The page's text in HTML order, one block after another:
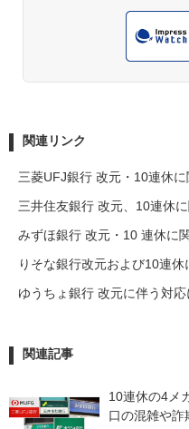
関連リンク
三菱UFJ銀行 改元・10連休
三井住友銀行 改元、10連休
みずほ銀行 改元・10 連休に
りそな銀行改元および10連
ゆうちょ銀行 改元に伴う対
関連記事
10連休の4メ
口の混雑や詐